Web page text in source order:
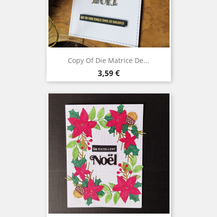
Copy Of Die Matrice De...
Precio
3,59 €